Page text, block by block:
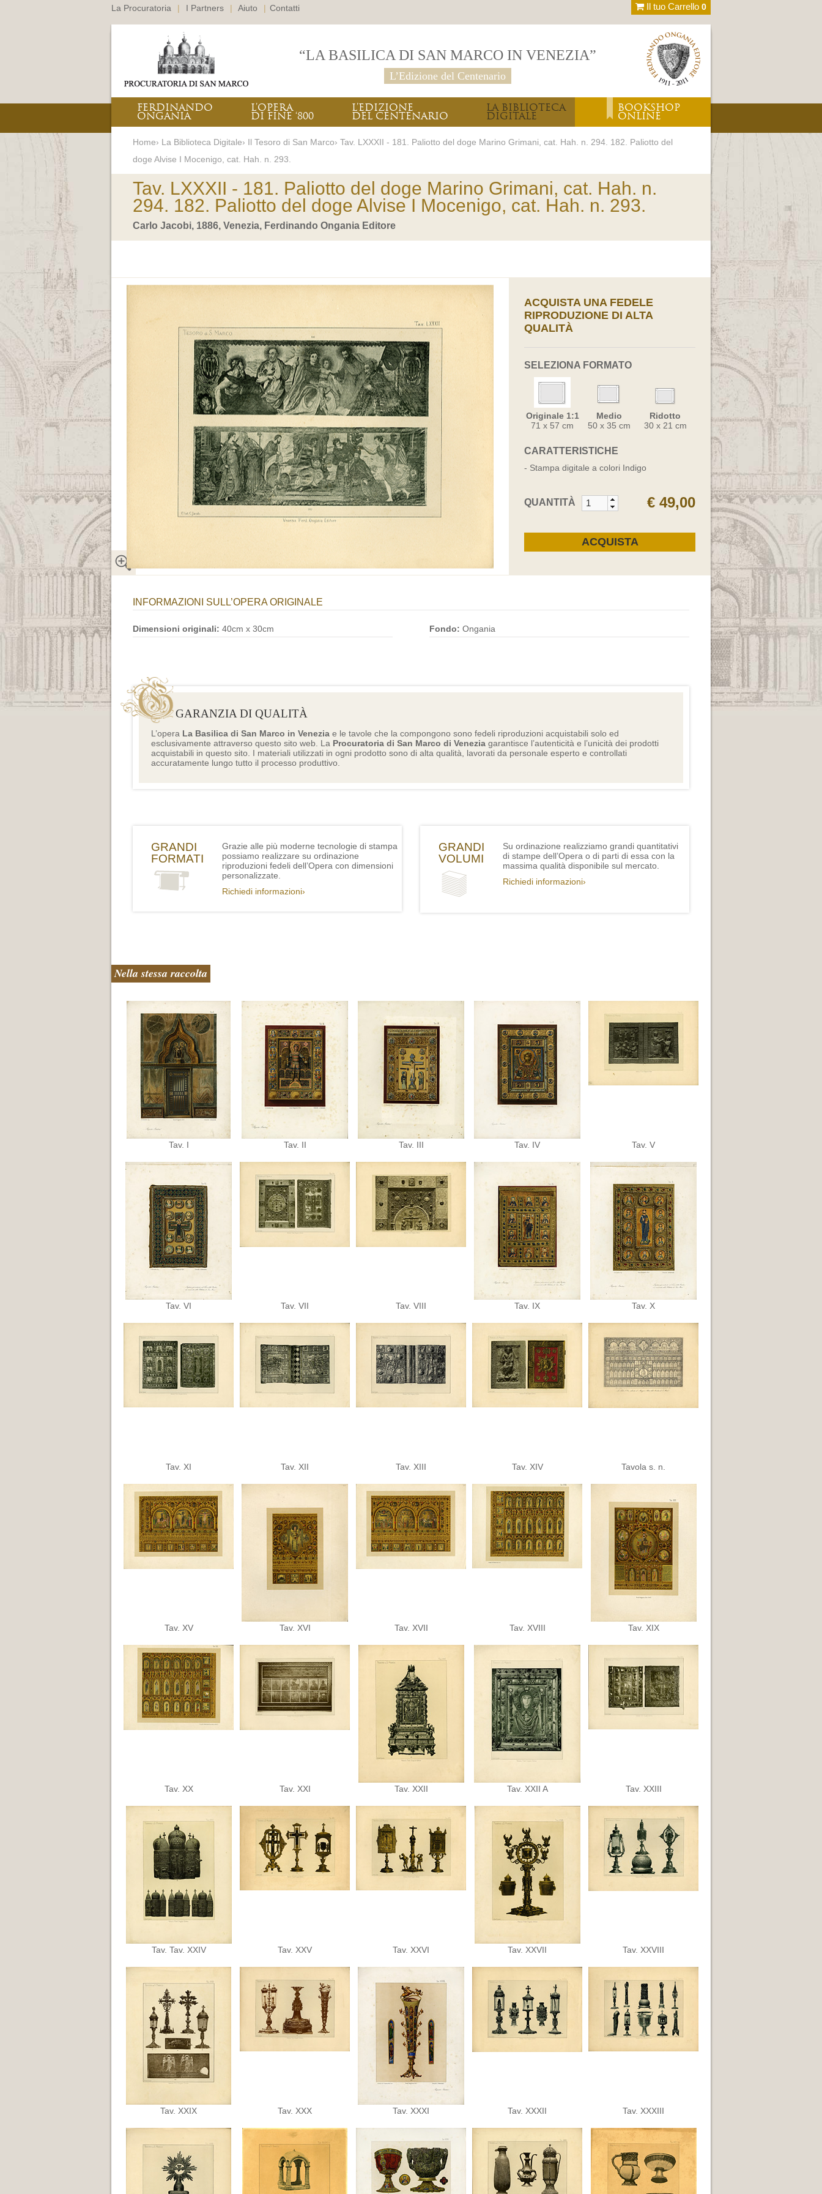
La Procuratoria | I Partners | Aiuto | Contatti Il tuo Carrello 0
“LA BASILICA DI SAN MARCO IN VENEZIA”
L’Edizione del Centenario
FERDINANDO
ONGANIA
L’OPERA
DI FINE ‘800
L’EDIZIONE
DEL CENTENARIO
LA BIBLIOTECA
DIGITALE
BOOKSHOP
ONLINE
Home› La Biblioteca Digitale› Il Tesoro di San Marco› Tav. LXXXII - 181. Paliotto del doge Marino Grimani, cat. Hah. n. 294. 182. Paliotto del
doge Alvise I Mocenigo, cat. Hah. n. 293.
Tav. LXXXII - 181. Paliotto del doge Marino Grimani, cat. Hah. n.
294. 182. Paliotto del doge Alvise I Mocenigo, cat. Hah. n. 293.
Carlo Jacobi, 1886, Venezia, Ferdinando Ongania Editore
ACQUISTA UNA FEDELE
RIPRODUZIONE DI ALTA
QUALITÀ
SELEZIONA FORMATO
Originale 1:1
71 x 57 cm
Medio
50 x 35 cm
Ridotto
30 x 21 cm
CARATTERISTICHE
- Stampa digitale a colori Indigo
QUANTITÀ € 49,00
INFORMAZIONI SULL’OPERA ORIGINALE
Dimensioni originali: 40cm x 30cm Fondo: Ongania
GARANZIA DI QUALITÀ
L’opera La Basilica di San Marco in Venezia e le tavole che la compongono sono fedeli riproduzioni acquistabili solo ed
esclusivamente attraverso questo sito web. La Procuratoria di San Marco di Venezia garantisce l’autenticità e l’unicità dei prodotti
acquistabili in questo sito. I materiali utilizzati in ogni prodotto sono di alta qualità, lavorati da personale esperto e controllati
accuratamente lungo tutto il processo produttivo.
GRANDI
FORMATI
Grazie alle più moderne tecnologie di stampa
possiamo realizzare su ordinazione
riproduzioni fedeli dell’Opera con dimensioni
personalizzate.
Richiedi informazioni›
GRANDI
VOLUMI
Su ordinazione realizziamo grandi quantitativi
di stampe dell’Opera o di parti di essa con la
massima qualità disponibile sul mercato.
Richiedi informazioni›
Nella stessa raccolta
Tav. I Tav. II Tav. III Tav. IV Tav. V
Tav. VI Tav. VII Tav. VIII Tav. IX Tav. X
Tav. XI Tav. XII Tav. XIII Tav. XIV Tavola s. n.
Tav. XV Tav. XVI Tav. XVII Tav. XVIII Tav. XIX
Tav. XX Tav. XXI Tav. XXII Tav. XXII A Tav. XXIII
Tav. Tav. XXIV Tav. XXV Tav. XXVI Tav. XXVII Tav. XXVIII
Tav. XXIX Tav. XXX Tav. XXXI Tav. XXXII Tav. XXXIII